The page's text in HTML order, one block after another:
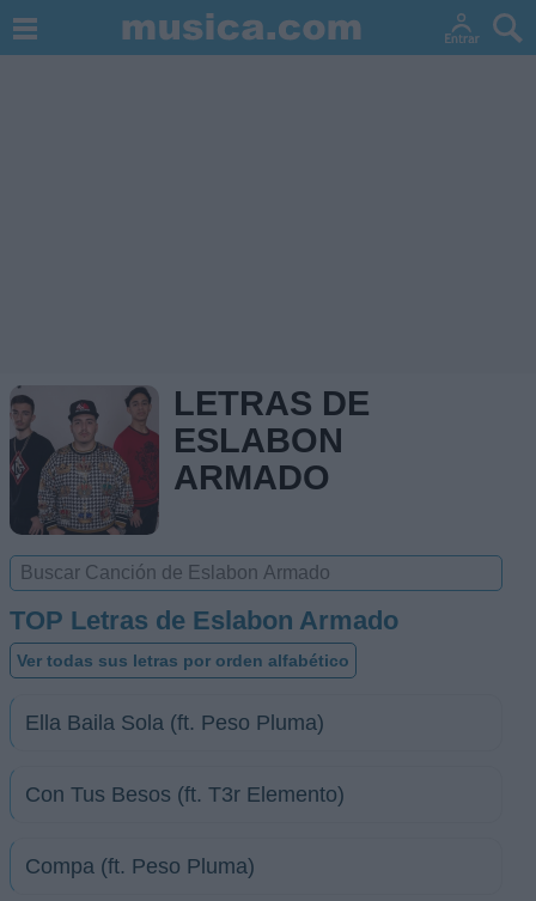
LETRAS DE
ESLABON
ARMADO
TOP Letras de Eslabon Armado
Ver todas sus letras por orden alfabético
Ella Baila Sola (ft. Peso Pluma)
Con Tus Besos (ft. T3r Elemento)
Compa (ft. Peso Pluma)